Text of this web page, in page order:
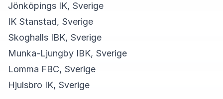
Jönköpings IK, Sverige
IK Stanstad, Sverige
Skoghalls IBK, Sverige
Munka-Ljungby IBK, Sverige
Lomma FBC, Sverige
Hjulsbro IK, Sverige